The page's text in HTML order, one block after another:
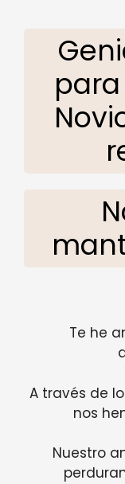
Te he
A través de
nos
Nuestro